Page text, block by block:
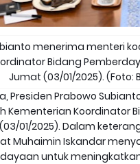
menerima menteri
Bidang
Jumat (03/01/2025). (Foto:
Presiden Prabowo
Kementerian Koordinator
01/2025). Dalam
Muhaimin Iskandar
untuk